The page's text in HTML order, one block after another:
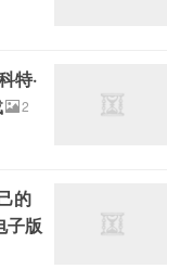
特·
2
的
子版